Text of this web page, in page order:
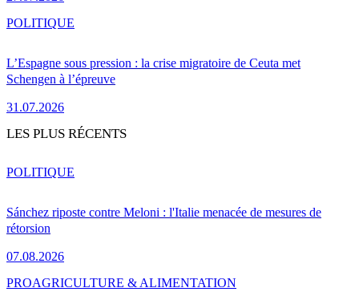
L’Espagne sous pression : la crise migratoire de Ceuta met
Schengen à l’épreuve
31.07.2026
POLITIQUE
LES PLUS RÉCENTS
Sánchez riposte contre Meloni : l'Italie menacée de mesures de
rétorsion
07.08.2026
POLITIQUE
PROAGRICULTURE & ALIMENTATION